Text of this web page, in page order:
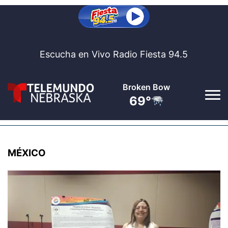
Escucha en Vivo Radio Fiesta 94.5
Broken Bow
69°
Nebraska
Bolsa De Trabajo
MÉXICO